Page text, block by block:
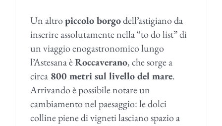
Un altropiccolo borgodell’astigiano da
inserire assolutamente nella “to do list” di
un viaggio enogastronomico lungo
l’Astesana èRoccaverano, che sorge a
circa 800 metri sul livello del mare.
Arrivando è possibile notare un
cambiamento nel paesaggio: le dolci
colline piene di vigneti lasciano spazio a